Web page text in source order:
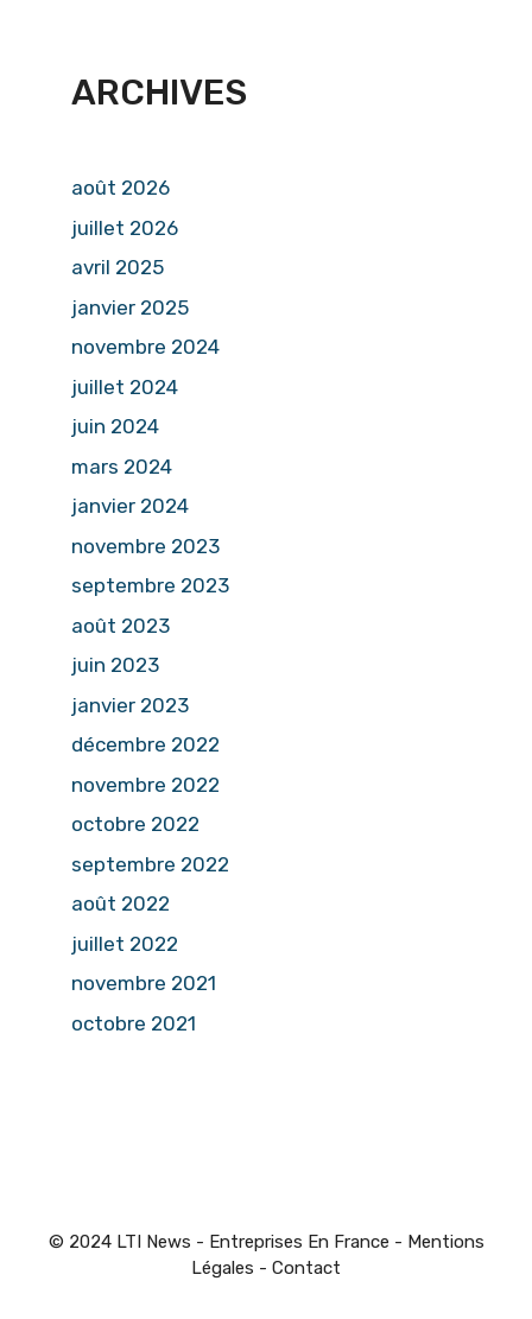
ARCHIVES
août 2026
juillet 2026
avril 2025
janvier 2025
novembre 2024
juillet 2024
juin 2024
mars 2024
janvier 2024
novembre 2023
septembre 2023
août 2023
juin 2023
janvier 2023
décembre 2022
novembre 2022
octobre 2022
septembre 2022
août 2022
juillet 2022
novembre 2021
octobre 2021
© 2024 LTI News - Entreprises En France - Mentions
Légales - Contact